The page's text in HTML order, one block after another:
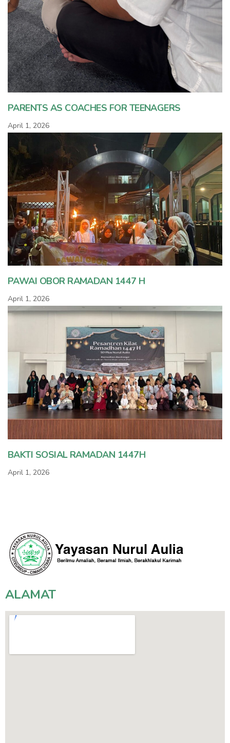
PARENTS AS COACHES FOR TEENAGERS
April 1, 2026
PAWAI OBOR RAMADAN 1447 H
April 1, 2026
BAKTI SOSIAL RAMADAN 1447H
April 1, 2026
ALAMAT